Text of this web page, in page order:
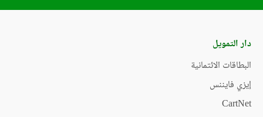
دار التمويل
البطاقات الائتمانية
إيزي فايننس
CartNet